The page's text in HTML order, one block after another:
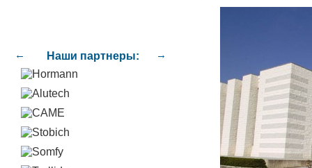
Наши партнеры:
← →